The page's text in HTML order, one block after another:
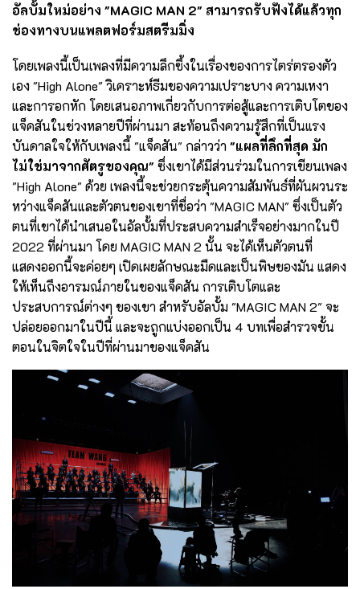
อัลบั้มใหม่อย่าง "MAGIC MAN 2" สามารถรับฟังได้แล้วทุก
ช่องทางบนแพลตฟอร์มสตรีมมิ่ง
โดยเพลงนี้เป็นเพลงที่มีความลึกซึ้งในเรื่องของการไตร่ตรองตัว
เอง "High Alone" วิเคราะห์ธีมของความเปราะบาง ความเหงา
และการอกหัก โดยเสนอภาพเกี่ยวกับการต่อสู้และการเติบโตของ
แจ็คสันในช่วงหลายปีที่ผ่านมา สะท้อนถึงความรู้สึกที่เป็นแรง
บันดาลใจให้กับเพลงนี้ "แจ็คสัน" กล่าวว่า"แผลที่ลึกที่สุด มัก
ไม่ใช่มาจากศัตรูของคุณ" ซึ่งเขาได้มีส่วนร่วมในการเขียนเพลง
"High Alone" ด้วย เพลงนี้จะช่วยกระตุ้นความสัมพันธ์ที่ผันผวนระ
หว่างแจ็คสันและตัวตนของเขาที่ชื่อว่า "MAGIC MAN" ซึ่งเป็นตัว
ตนที่เขาได้นำเสนอในอัลบั้มที่ประสบความสำเร็จอย่างมากในปี
2022 ที่ผ่านมา โดย MAGIC MAN 2 นั้น จะได้เห็นตัวตนที่
แสดงออกนี้จะค่อยๆ เปิดเผยลักษณะมืดและเป็นพิษของมัน แสดง
ให้เห็นถึงอารมณ์ภายในของแจ็คสัน การเติบโตและ
ประสบการณ์ต่างๆ ของเขา สำหรับอัลบั้ม "MAGIC MAN 2" จะ
ปล่อยออกมาในปีนี้ และจะถูกแบ่งออกเป็น 4 บทเพื่อสำรวจขั้น
ตอนในจิตใจในปีที่ผ่านมาของแจ็คสัน